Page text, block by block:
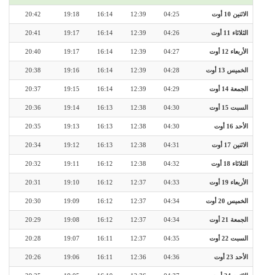
الاثنين 10 أوت 04:25
12:39
16:14
19:18
20:42
الثلاثاء 11 أوت 04:26
12:39
16:14
19:17
20:41
الأربعاء 12 أوت 04:27
12:39
16:14
19:17
20:40
الخميس 13 أوت 04:28
12:39
16:14
19:16
20:38
الجمعة 14 أوت 04:29
12:39
16:14
19:15
20:37
السبت 15 أوت 04:30
12:38
16:13
19:14
20:36
الأحد 16 أوت 04:30
12:38
16:13
19:13
20:35
الاثنين 17 أوت 04:31
12:38
16:13
19:12
20:34
الثلاثاء 18 أوت 04:32
12:38
16:12
19:11
20:32
الأربعاء 19 أوت 04:33
12:37
16:12
19:10
20:31
الخميس 20 أوت 04:34
12:37
16:12
19:09
20:30
الجمعة 21 أوت 04:34
12:37
16:12
19:08
20:29
السبت 22 أوت 04:35
12:37
16:11
19:07
20:28
الأحد 23 أوت 04:36
12:36
16:11
19:06
20:26